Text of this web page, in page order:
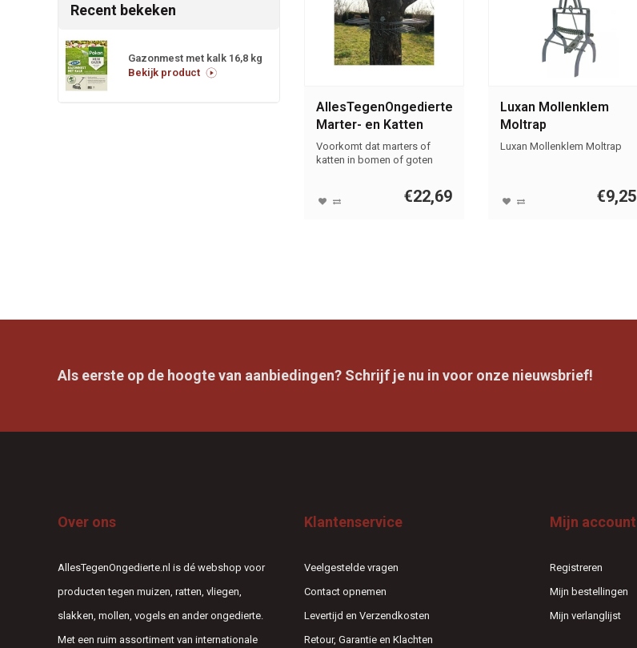
Recent bekeken
Gazonmest met kalk 16,8 kg
Bekijk product
AllesTegenOngedierte.nl
Marter- en Katten
Afweergordel RVS
Voorkomt dat marters of
katten in bomen of goten
€22,69
Luxan Mollenklem
Moltrap
Luxan Mollenklem Moltrap
€9,25
Als eerste op de hoogte van aanbiedingen? Schrijf je nu in voor onze nieuwsbrief!
Over ons
AllesTegenOngedierte.nl is dé webshop voor
producten tegen muizen, ratten, vliegen,
slakken, mollen, vogels en ander ongedierte.
Met een ruim assortiment van internationale
Klantenservice
Veelgestelde vragen
Contact opnemen
Levertijd en Verzendkosten
Retour, Garantie en Klachten
Mijn account
Registreren
Mijn bestellingen
Mijn verlanglijst